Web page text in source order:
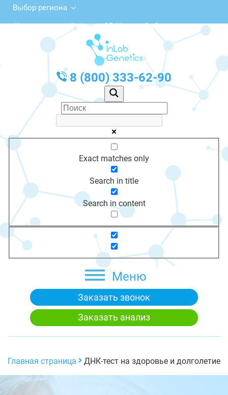
Выбор региона
Комсомольский просп., 35, Усолье-Сибирское
с 10:00 до 20:00
График работы: Пн-Пт с 10:00 до 20:00
8 (800) 333-62-90
Exact matches only
Search in title
Search in content
Меню
Заказать звонок
Заказать анализ
Главная страница ДНК-тест на здоровье и долголетие